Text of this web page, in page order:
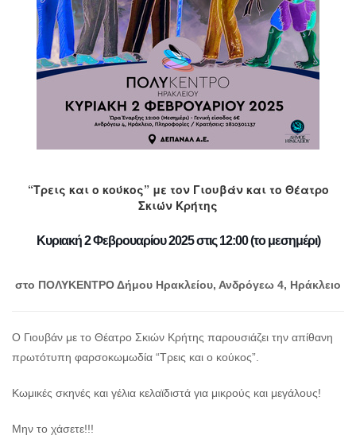
“Τρεις και ο κούκος” με τον Γιουβάν και το Θέατρο
Σκιών Κρήτης
Κυριακή 2 Φεβρουαρίου 2025 στις 12:00 (το μεσημέρι)
στο ΠΟΛΥΚΕΝΤΡΟ Δήμου Ηρακλείου, Ανδρόγεω 4, Ηράκλειο
Ο Γιουβάν με το Θέατρο Σκιών Κρήτης παρουσιάζει την απίθανη
πρωτότυπη φαρσοκωμωδία “Τρεις και ο κούκος”.
Κωμικές σκηνές και γέλια κελαϊδιστά για μικρούς και μεγάλους!
Μην το χάσετε!!!